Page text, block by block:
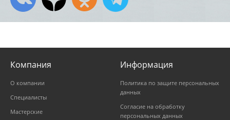
Компания
О компании
Специалисты
Мастерские
Информация
Политика по защите персональных
данных
Согласие на обработку
персональных данных